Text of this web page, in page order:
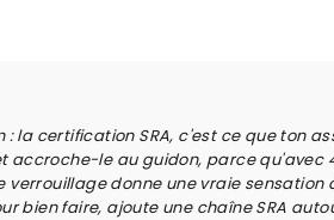
certification SRA, c'est ce que ton
le au guidon, parce qu'avec
donne une vraie
bien faire, ajoute une chaîne SRA